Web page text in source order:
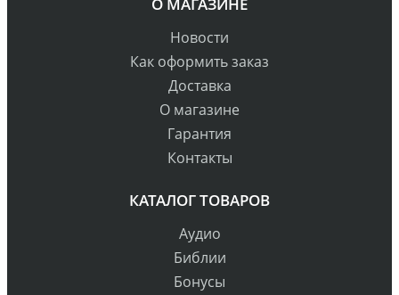
О МАГАЗИНЕ
Новости
Как оформить заказ
Доставка
О магазине
Гарантия
Контакты
КАТАЛОГ ТОВАРОВ
Аудио
Библии
Бонусы